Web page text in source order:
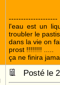
--------------------
l'eau est un
troubler le
dans la vie on
prost !!!!!!!! .....
ça ne finira
Posté le